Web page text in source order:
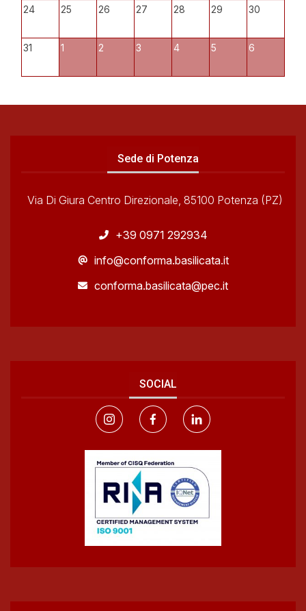
24 25 26 27 28 29 30
31 1 2 3 4 5 6
Sede di Potenza
Via Di Giura Centro Direzionale, 85100 Potenza (PZ)
+39 0971 292934
info@conforma.basilicata.it
conforma.basilicata@pec.it
SOCIAL